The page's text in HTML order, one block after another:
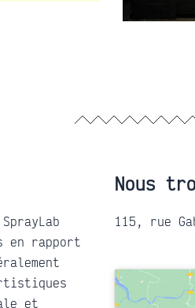
en rapport
et
Nous
115, rue